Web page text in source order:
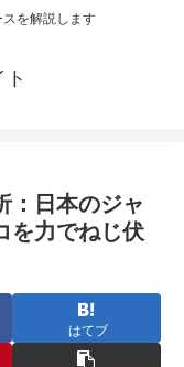
を解説します
：日本のジャ
を力でねじ伏
はてブ